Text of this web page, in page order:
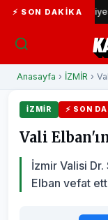
⚡ SON DAKIKA
Belediyesi SGK
Anasayfa › İZMİR ›
İZMİR ⚡ SON
Vali
İzmir Valisi Dr.
Elban vefat